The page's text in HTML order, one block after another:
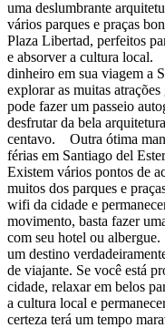
uma deslumbrante
vários parques e praças
Plaza Libertad, perfeitos
e absorver a cultura local.
dinheiro em sua viagem a
explorar as muitas
pode fazer um passeio
desfrutar da bela
centavo. Outra ótima
férias em Santiago del
Existem vários pontos de
muitos dos parques e
wifi da cidade e
movimento, basta fazer
com seu hotel ou
um destino
de viajante. Se você está
cidade, relaxar em belos
a cultura local e
certeza terá um tempo